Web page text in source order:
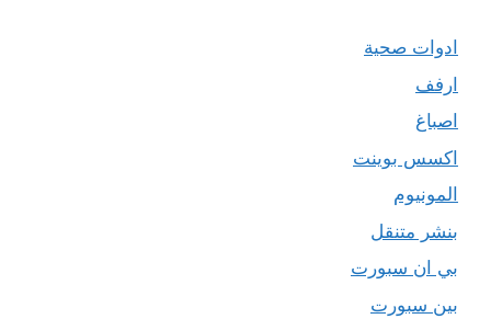
ادوات صحية
ارفف
اصباغ
اكسس بوينت
المونيوم
بنشر متنقل
بي ان سبورت
بين سبورت